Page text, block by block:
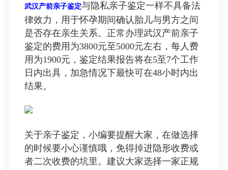
武汉产前亲子鉴定与隐私亲子鉴定一样不具备法
律效力，用于怀孕期间确认胎儿与男方之间
是否存在亲生关系。正常办理武汉产前亲子
鉴定的费用为3800元至5000元左右，每人费
用为1900元，鉴定结果报告将在5至7个工作
日内出具，加急情况下最快可在48小时内出
结果。
关于亲子鉴定，小编要提醒大家，在做选择
的时候要小心谨慎哦，免得掉进隐形收费或
者二次收费的坑里。建议大家选择一家正规